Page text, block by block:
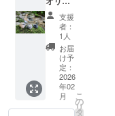
わ・山なみ
芸術祭２０
１６(香川)
2017 もの
づくり芸術
祭（ZIKKEN
かが
わ・山
なみ芸
術祭
2022
SIONO
E ・か
がわ・
山なみ
芸術祭
円・10,000円は
同じリターン内
容になります
ナル土
鈴をつ
くりま
す】 参
加作家
の鈴木
彩花が
あなた
のため
に土鈴
支援
者：
1人
お届
け予
定：
2026
年02
月
こ
の
リ
タ